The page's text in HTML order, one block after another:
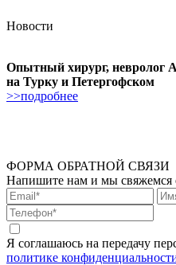
Новости
Опытный хирург, невролог
на Турку и Петергофском
>>подробнее
ФОРМА ОБРАТНОЙ СВЯЗИ
Напишите нам и мы свяжемся
Я соглашаюсь на передачу
политике